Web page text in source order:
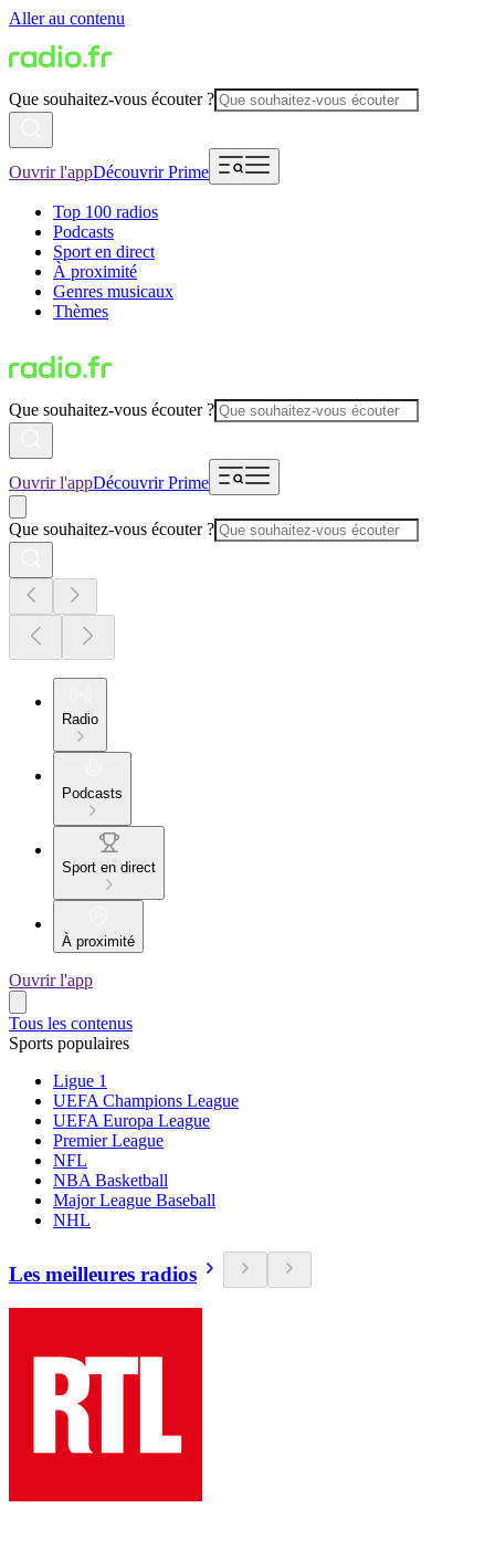
Aller au contenu
Que souhaitez-vous écouter ?
Ouvrir l'appDécouvrir Prime
Top 100 radios
Podcasts
Sport en direct
À proximité
Genres musicaux
Thèmes
Que souhaitez-vous écouter ?
Ouvrir l'appDécouvrir Prime
Que souhaitez-vous écouter ?
Radio
Podcasts
Sport en direct
À proximité
Ouvrir l'app
Tous les contenus
Sports populaires
Ligue 1
UEFA Champions League
UEFA Europa League
Premier League
NFL
NBA Basketball
Major League Baseball
NHL
Les meilleures radios